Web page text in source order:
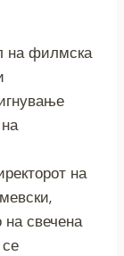
на филмска
на
свечена